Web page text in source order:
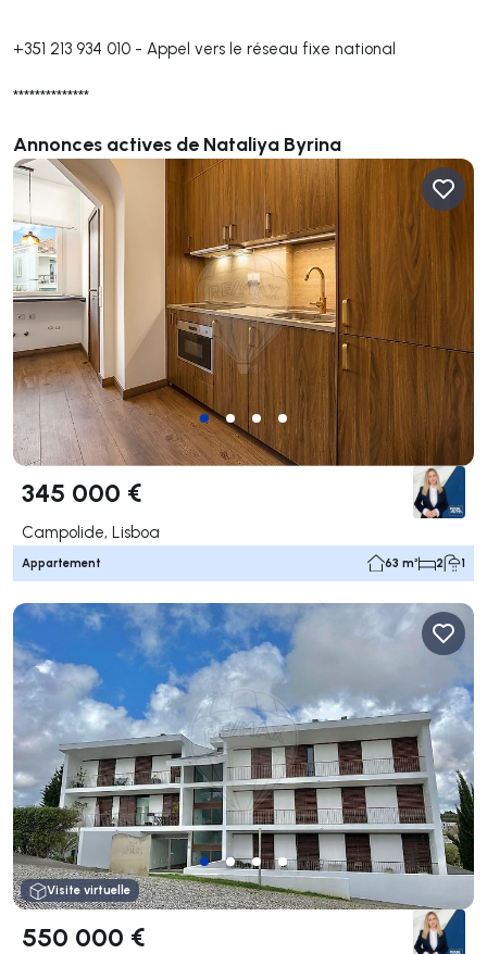
+351 213 934 010 - Appel vers le réseau fixe national
**************
Annonces actives de Nataliya Byrina
345 000 €
Campolide, Lisboa
Appartement 63 m² 2 1
Visite virtuelle
550 000 €